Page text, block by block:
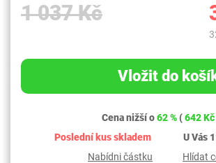
1 037 Kč
Vložit do
Cena nižší o62 %(642 Kč
Poslední kus skladem
U Vás
Nabídni částku
Hlídat